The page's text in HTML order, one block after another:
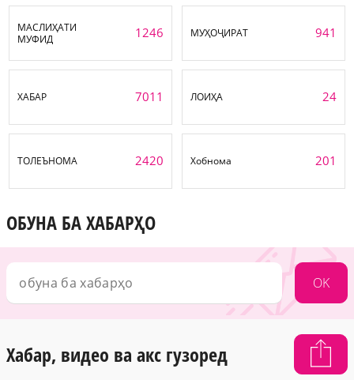
МАСЛИҲАТИ
МУФИД
1246 МУҲОҶИРАТ 941
ХАБАР 7011 ЛОИҲА 24
ТОЛЕЪНОМА 2420 Хобнома 201
ОБУНА БА ХАБАРҲО
OK
Хабар, видео ва акс гузоред